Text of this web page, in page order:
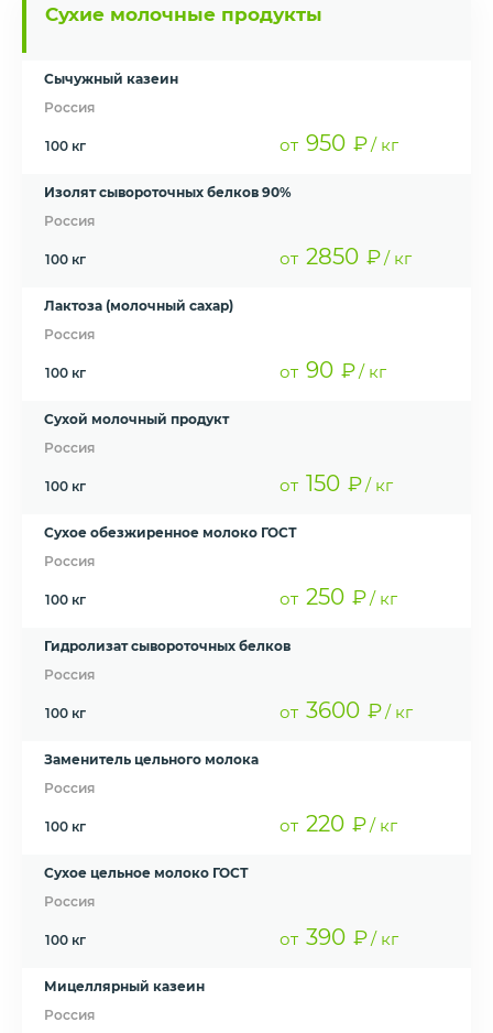
Сухие молочные продукты
Сычужный казеин
Россия
100 кг от 950 ₽/ кг
Изолят сывороточных белков 90%
Россия
100 кг от 2850 ₽/ кг
Лактоза (молочный сахар)
Россия
100 кг от 90 ₽/ кг
Сухой молочный продукт
Россия
100 кг от 150 ₽/ кг
Сухое обезжиренное молоко ГОСТ
Россия
100 кг от 250 ₽/ кг
Гидролизат сывороточных белков
Россия
100 кг от 3600 ₽/ кг
Заменитель цельного молока
Россия
100 кг от 220 ₽/ кг
Сухое цельное молоко ГОСТ
Россия
100 кг от 390 ₽/ кг
Мицеллярный казеин
Россия